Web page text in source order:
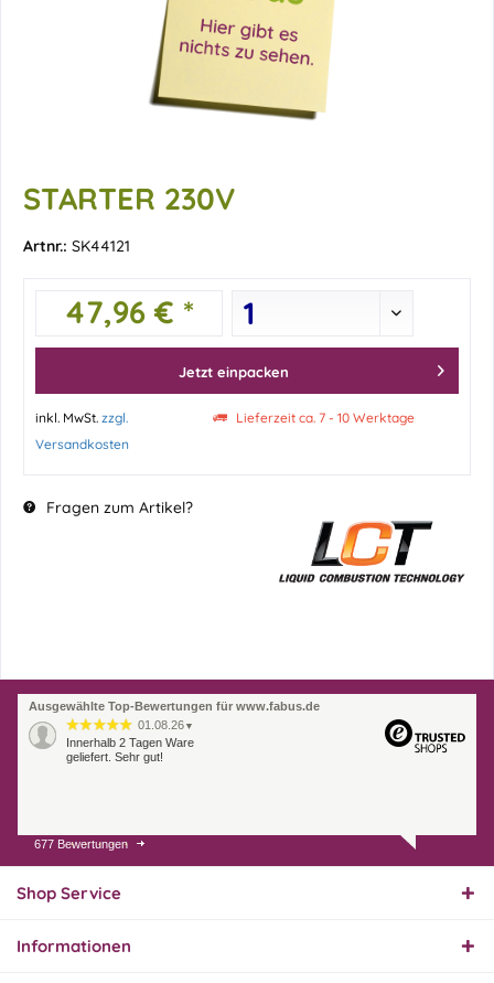
STARTER 230V
Artnr.: SK44121
47,96 € *
Jetzt einpacken
inkl. MwSt. zzgl.
Versandkosten
Lieferzeit ca. 7 - 10 Werktage
Fragen zum Artikel?
Ausgewählte Top-Bewertungen für www.fabus.de
01.08.26 ▼
Innerhalb 2 Tagen Ware
geliefert. Sehr gut!
31.07.26
Super schnelle Lieferung,
hervorragend. Gerne
677 Bewertungen
Shop Service
Informationen